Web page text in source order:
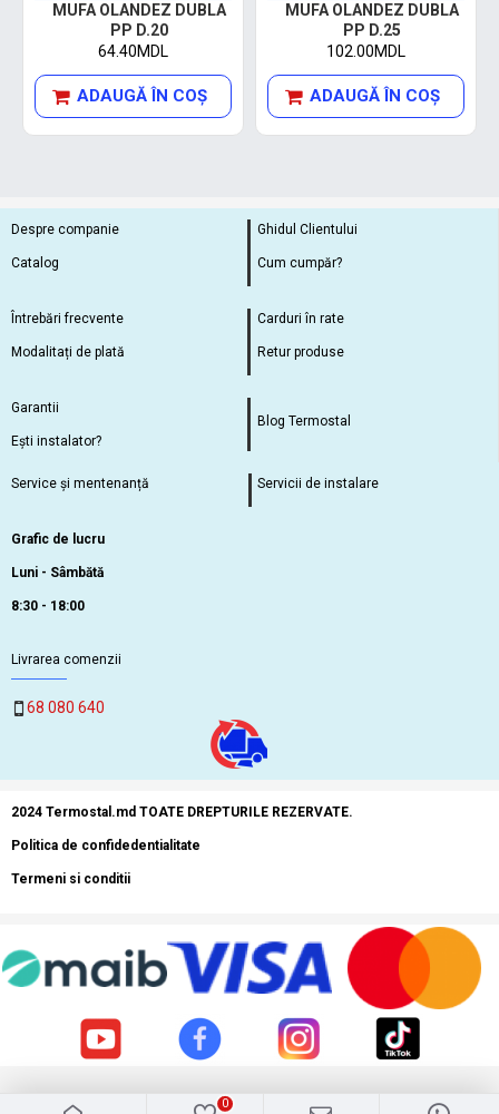
MUFA OLANDEZ DUBLA
PP D.20
64.40MDL
ADAUGĂ ÎN COŞ
MUFA OLANDEZ DUBLA
PP D.25
102.00MDL
ADAUGĂ ÎN COŞ
Despre companie
Catalog
Ghidul Clientului
Cum cumpăr?
Întrebări frecvente
Modalitați de plată
Carduri în rate
Retur produse
Garantii
Ești instalator?
Blog Termostal
Service și mentenanță Servicii de instalare
Grafic de lucru
Luni - Sâmbătă
8:30 - 18:00
Livrarea comenzii
68 080 640
2024 Termostal.md TOATE DREPTURILE REZERVATE.
Politica de confidedentialitate
Termeni si conditii
0